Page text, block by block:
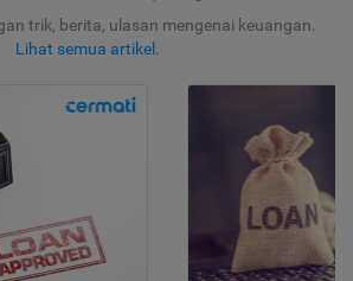
trik, berita, ulasan mengenai keuangan.
Lihat semua artikel .